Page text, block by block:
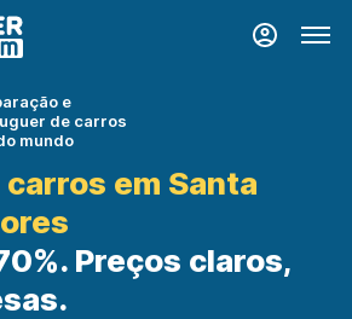
e
de carros
mundo
em Santa
Preços claros,